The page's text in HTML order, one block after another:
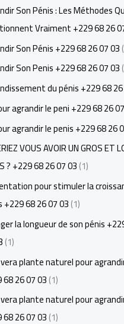
Son Pénis : Les Méthodes
Vraiment +229 68 26
Son Pénis +229 68 26 07 03
Son Penis +229 68 26 07 03
du pénis +229 68
agrandir le peni +229 68 26
agrandir le penis +229 68 26
VOUS AVOIR UN GROS ET
? +229 68 26 07 03(1)
pour stimuler la
+229 68 26 07 03(1)
la longueur de son pénis
(1)
plante naturel pour
26 07 03(1)
plante naturel pour
26 07 03(1)